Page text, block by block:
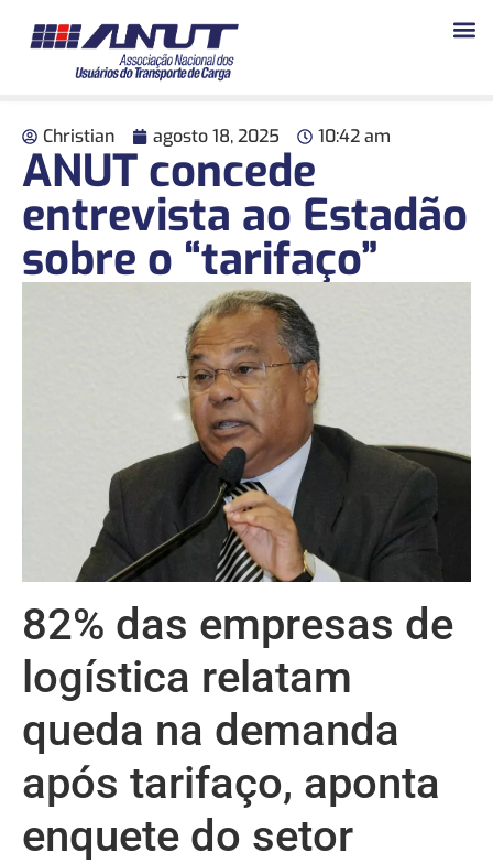
Christian agosto 18, 2025 10:42 am
ANUT concede
entrevista ao Estadão
sobre o “tarifaço”
82% das empresas de
logística relatam
queda na demanda
após tarifaço, aponta
enquete do setor